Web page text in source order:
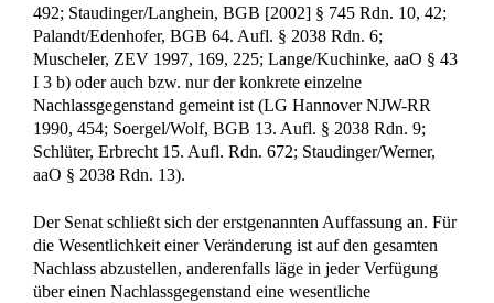
3. Die Sache ist noch nicht zur Endentscheidung reif (§ 563
Abs. 3 ZPO).
Das Berufungsgericht hat – von seinem Rechtsstandpunkt
aus folgerichtig – keine Feststellungen dazu getroffen, ob die
Grundstücksveräußerung als Verwaltungsmaßregel im Sinne
des § 2038 Abs. 1 Satz 2 Halbs. 1 BGB ordnungsgemäß und
auch erforderlich gewesen wäre. Das wird nachzuholen sein.
Gesichtspunkte hin.
a) Die Ordnungsmäßigkeit einer Maßnahme ist aus objektiver
Sicht zu beurteilen (vgl. BGH, Urteil vom 20. Dezember